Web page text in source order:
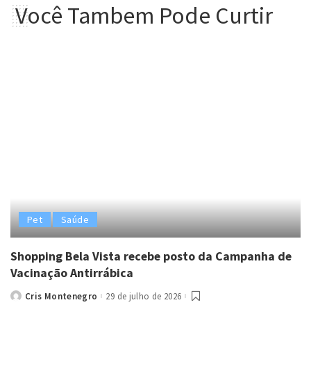
Você Tambem Pode Curtir
Pet Saúde
Shopping Bela Vista recebe posto da Campanha de
Vacinação Antirrábica
PostedCris Montenegro 29 de julho de 2026